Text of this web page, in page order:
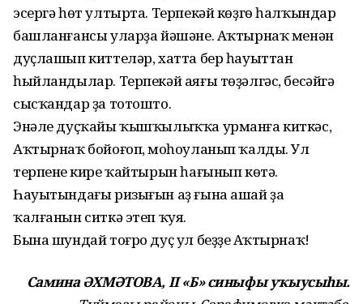
эсергә һөт ултырта. Терпекәй көҙгө һалҡындар
башланғансы улар­ҙа йәшәне. Аҡтырнаҡ менән
дуҫлашып киттеләр, хатта бер һауыттан
һыйландылар. Терпекәй аяғы төҙәлгәс, бесәйгә
сысҡандар ҙа тотошто.
Энәле дуҫҡайы ҡышҡылыҡҡа урманға киткәс,
Аҡтырнаҡ бойоғоп, моңһоуланып ҡалды. Ул
терпенең кире ҡайтырын һағынып көтә.
Һауытындағы ризығын аҙ ғына ашай ҙа
ҡалғанын ситкә этеп ҡуя.
Бына шундай тоғро дуҫ ул беҙҙең Аҡтырнаҡ!
Самина ӘХМӘТОВА, II «Б» синыфы уҡыусыһы.